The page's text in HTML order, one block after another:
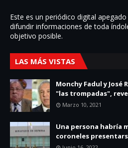
Este es un periódico digital
difundir informaciones de toda
objetivo posible.
LAS MÁS VISTAS
Monchy Fadul y José
"las trompadas",
Marzo 10, 2021
Una persona habría
coroneles